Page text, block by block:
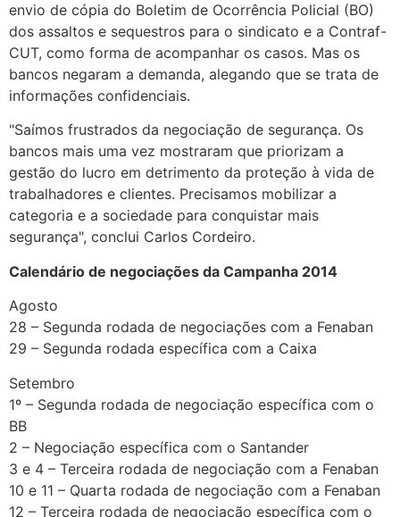
envio de cópia do Boletim de Ocorrência Policial (BO)
dos assaltos e sequestros para o sindicato e a Contraf-
CUT, como forma de acompanhar os casos. Mas os
bancos negaram a demanda, alegando que se trata de
informações confidenciais.
"Saímos frustrados da negociação de segurança. Os
bancos mais uma vez mostraram que priorizam a
gestão do lucro em detrimento da proteção à vida de
trabalhadores e clientes. Precisamos mobilizar a
categoria e a sociedade para conquistar mais
segurança", conclui Carlos Cordeiro.
Calendário de negociações da Campanha 2014
Agosto
28 – Segunda rodada de negociações com a Fenaban
29 – Segunda rodada específica com a Caixa
Setembro
1º – Segunda rodada de negociação específica com o
BB
2 – Negociação específica com o Santander
3 e 4 – Terceira rodada de negociação com a Fenaban
10 e 11 – Quarta rodada de negociação com a Fenaban
12 – Terceira rodada de negociação específica com o